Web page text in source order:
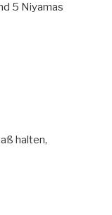
5 Niyamas
halten,